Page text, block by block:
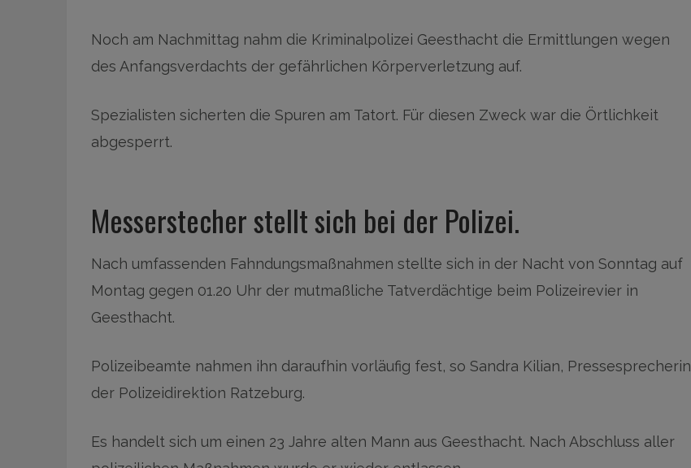
Noch am Nachmittag nahm die Kriminalpolizei Geesthacht die Ermittlungen wegen
des Anfangsverdachts der gefährlichen Körperverletzung auf.
Spezialisten sicherten die Spuren am Tatort. Für diesen Zweck war die Örtlichkeit
abgesperrt.
Messerstecher stellt sich bei der Polizei.
Nach umfassenden Fahndungsmaßnahmen stellte sich in der Nacht von Sonntag auf
Montag gegen 01.20 Uhr der mutmaßliche Tatverdächtige beim Polizeirevier in
Geesthacht.
Polizeibeamte nahmen ihn daraufhin vorläufig fest, so Sandra Kilian, Pressesprecherin
der Polizeidirektion Ratzeburg.
Es handelt sich um einen 23 Jahre alten Mann aus Geesthacht. Nach Abschluss aller